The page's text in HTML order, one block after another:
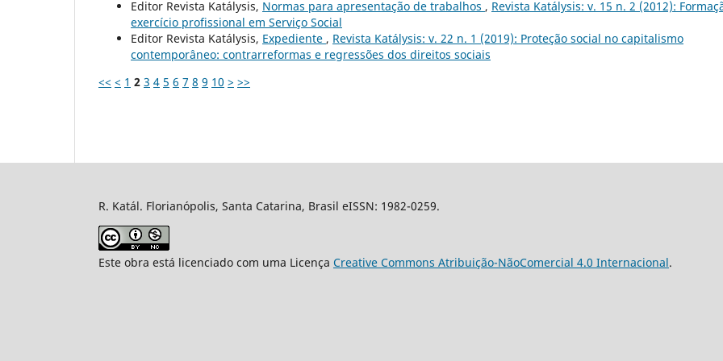
Editor Revista Katálysis, Normas para apresentação de trabalhos , Revista Katálysis: v. 15 n. 2 (2012):
exercício profissional em Serviço Social
Editor Revista Katálysis, Expediente , Revista Katálysis: v. 22 n. 1 (2019): Proteção social no capitalismo
contemporâneo: contrarreformas e regressões dos direitos sociais
<< < 1 2 3 4 5 6 7 8 9 10 > >>
R. Katál. Florianópolis, Santa Catarina, Brasil eISSN: 1982-0259.
Este obra está licenciado com uma Licença Creative Commons Atribuição-NãoComercial 4.0 Internacional.